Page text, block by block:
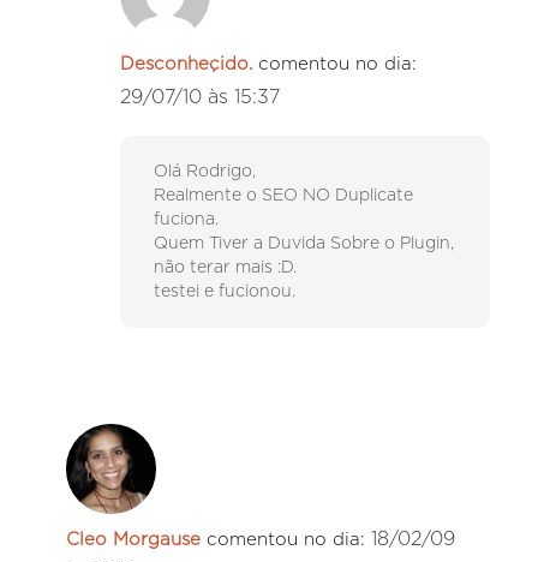
Desconheçido. comentou no dia:
29/07/10 às 15:37
Olá Rodrigo,
Realmente o SEO NO Duplicate
fuciona.
Quem Tiver a Duvida Sobre o Plugin,
não terar mais :D.
testei e fucionou.
Cleo Morgause comentou no dia: 18/02/09